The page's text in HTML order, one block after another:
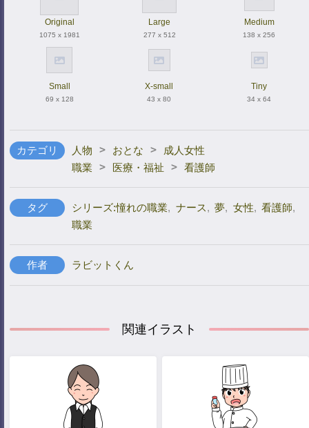
Original
1075 x 1981
Large
277 x 512
Medium
138 x 256
Small
69 x 128
X-small
43 x 80
Tiny
34 x 64
カテゴリ 人物 > おとな >
成人女性
職業
> 医療・福祉 > 看護師
タグ シリーズ:憧れの職業, ナース, 夢, 女性, 看護師,
職業
作者 ラビットくん
関連イラスト